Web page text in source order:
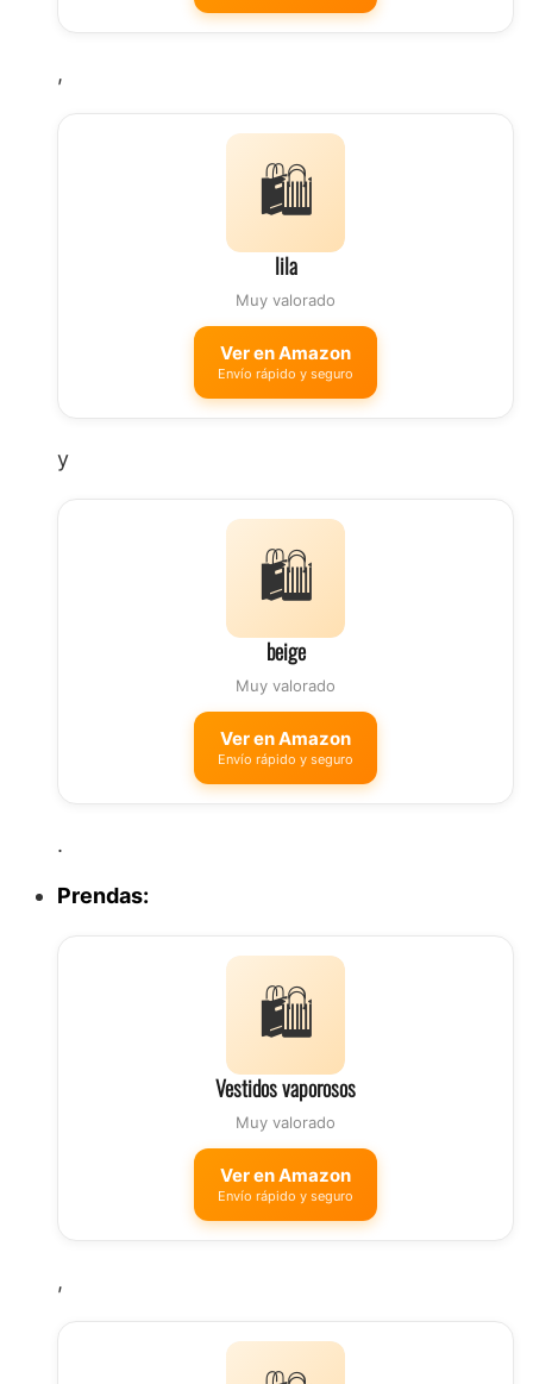
,
🛍️
lila
Muy valorado
Ver en Amazon
Envío rápido y seguro
y
🛍️
beige
Muy valorado
Ver en Amazon
Envío rápido y seguro
.
Prendas:
🛍️
Vestidos vaporosos
Muy valorado
Ver en Amazon
Envío rápido y seguro
,